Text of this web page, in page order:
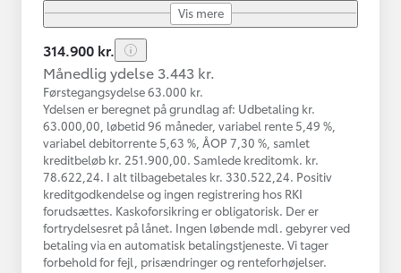
Vis mere
314.900 kr.
Månedlig ydelse 3.443 kr.
Førstegangsydelse 63.000 kr.
Ydelsen er beregnet på grundlag af: Udbetaling kr.
63.000,00, løbetid 96 måneder, variabel rente 5,49 %,
variabel debitorrente 5,63 %, ÅOP 7,30 %, samlet
kreditbeløb kr. 251.900,00. Samlede kreditomk. kr.
78.622,24. I alt tilbagebetales kr. 330.522,24. Positiv
kreditgodkendelse og ingen registrering hos RKI
forudsættes. Kaskoforsikring er obligatorisk. Der er
fortrydelsesret på lånet. Ingen løbende mdl. gebyrer ved
betaling via en automatisk betalingstjeneste. Vi tager
forbehold for fejl, prisændringer og renteforhøjelser.